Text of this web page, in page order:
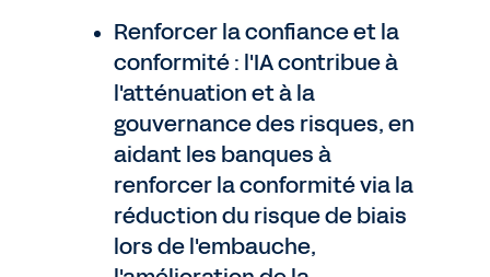
Renforcer la confiance et la
conformité : l'IA contribue à
l'atténuation et à la
gouvernance des risques, en
aidant les banques à
renforcer la conformité via la
réduction du risque de biais
lors de l'embauche,